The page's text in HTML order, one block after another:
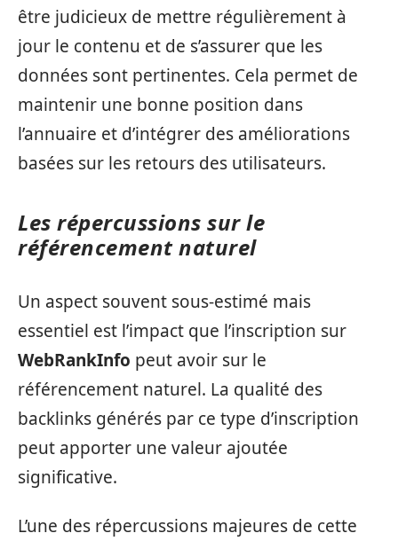
être judicieux de mettre régulièrement à
jour le contenu et de s’assurer que les
données sont pertinentes. Cela permet de
maintenir une bonne position dans
l’annuaire et d’intégrer des améliorations
basées sur les retours des utilisateurs.
Les répercussions sur le
référencement naturel
Un aspect souvent sous-estimé mais
essentiel est l’impact que l’inscription sur
WebRankInfo peut avoir sur le
référencement naturel. La qualité des
backlinks générés par ce type d’inscription
peut apporter une valeur ajoutée
significative.
L’une des répercussions majeures de cette